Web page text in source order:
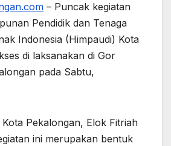
– Puncak kegiatan
Pendidik dan Tenaga
Indonesia (Himpaudi) Kota
di laksanakan di Gor
pada Sabtu,
Pekalongan, Elok Fitriah
ini merupakan bentuk